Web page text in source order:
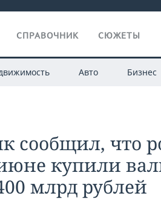
СПРАВОЧНИК СЮЖЕТЫ
Авто Бизнес
сообщил, что
купили
млрд рублей